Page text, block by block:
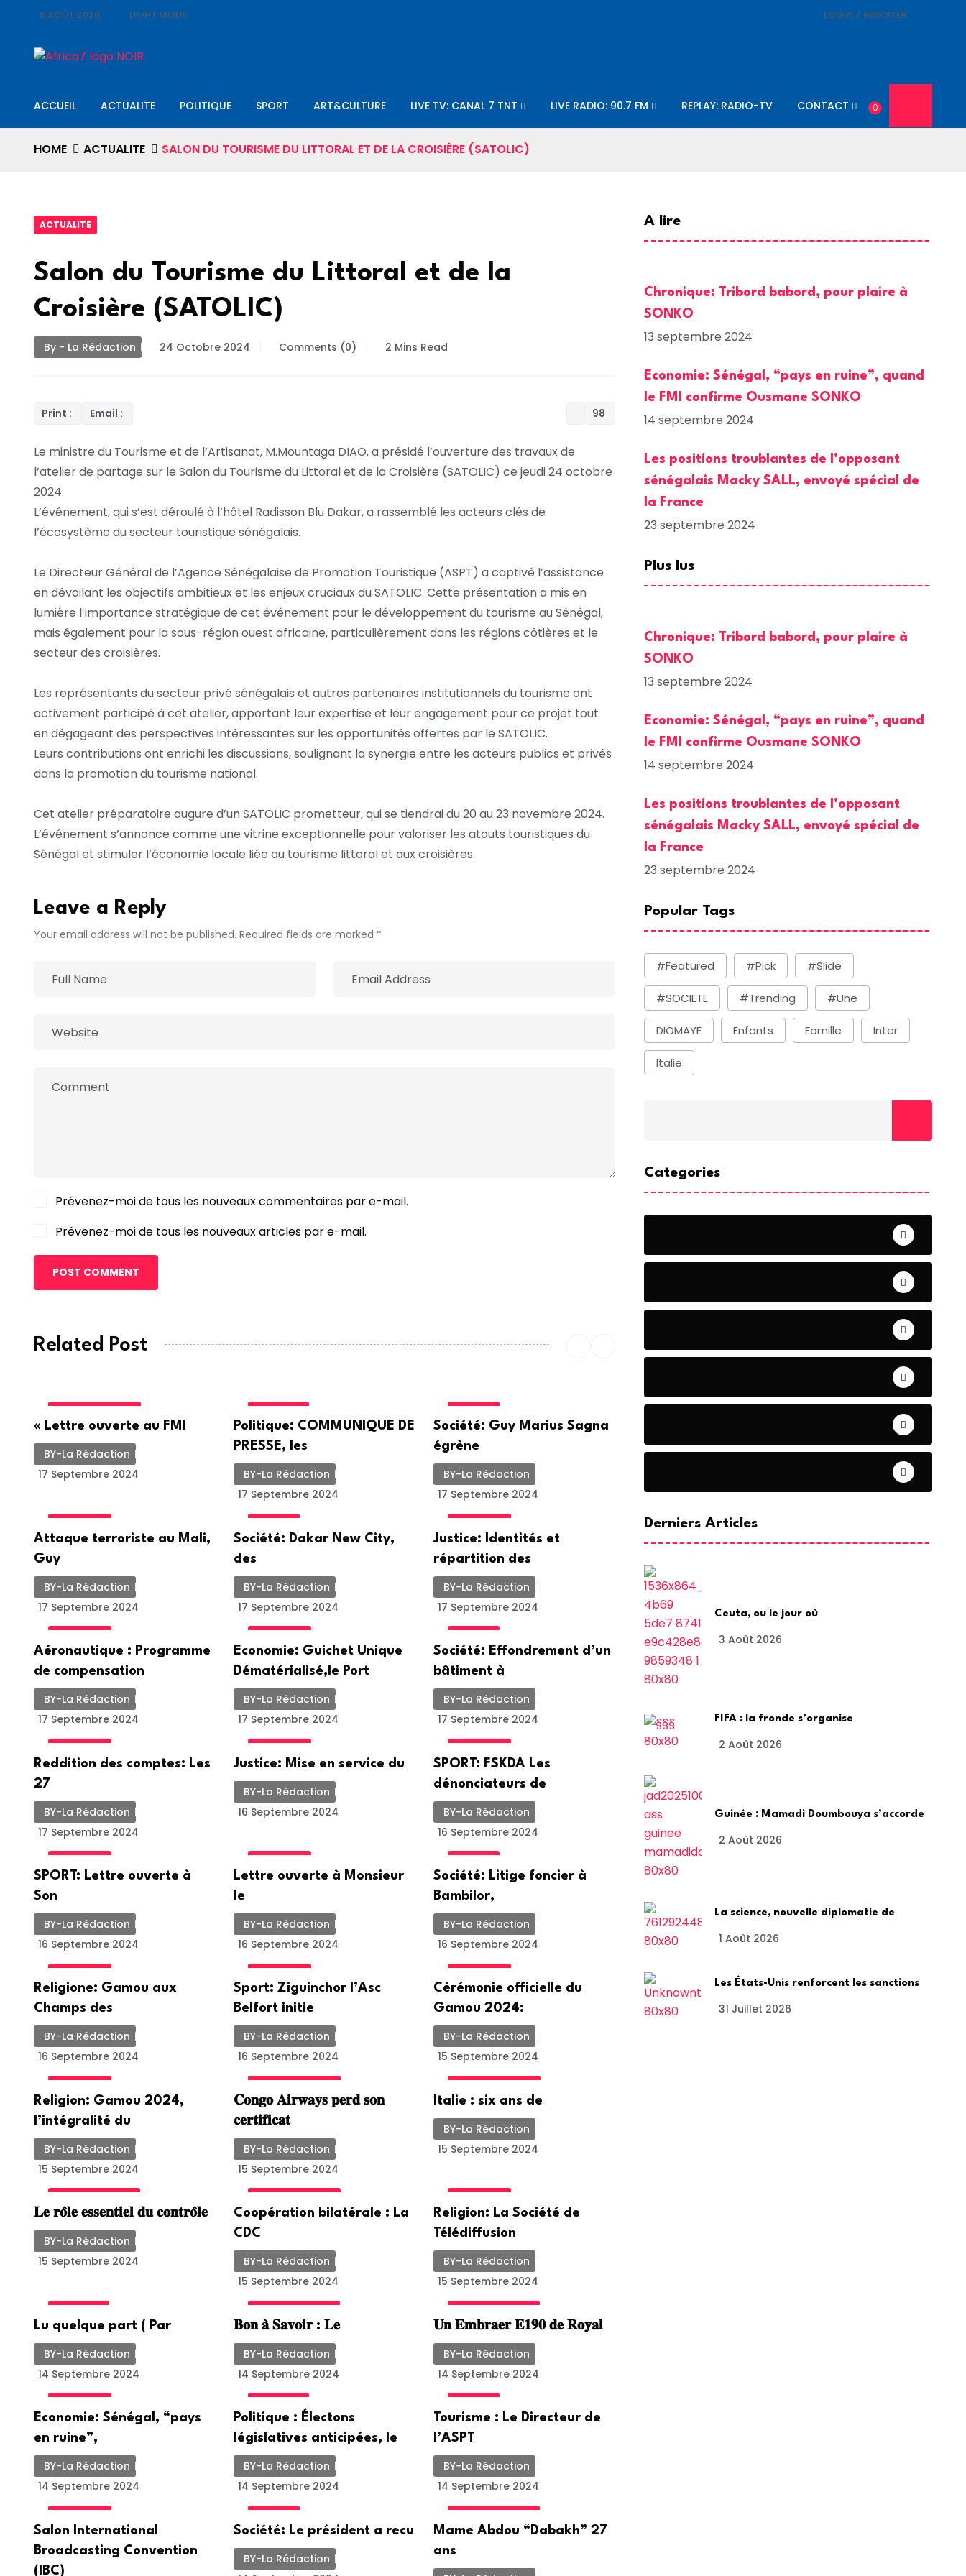
6 AOÛT 2026 LIGHT MODE LOGIN / REGISTER
ACCUEIL ACTUALITE POLITIQUE SPORT ART&CULTURE LIVE TV: CANAL 7 TNT LIVE RADIO: 90.7 FM REPLAY: RADIO-TV CONTACT 0
HOME ACTUALITE SALON DU TOURISME DU LITTORAL ET DE LA CROISIÈRE (SATOLIC)
ACTUALITE
Salon du Tourisme du Littoral et de la
Croisière (SATOLIC)
By - La Rédaction 24 Octobre 2024 Comments (0) 2 Mins Read
Print : Email : 98
Le ministre du Tourisme et de l’Artisanat, M.Mountaga DIAO, a présidé l’ouverture des travaux de
l’atelier de partage sur le Salon du Tourisme du Littoral et de la Croisière (SATOLIC) ce jeudi 24 octobre
2024.
L’événement, qui s’est déroulé à l’hôtel Radisson Blu Dakar, a rassemblé les acteurs clés de
l’écosystème du secteur touristique sénégalais.
Le Directeur Général de l’Agence Sénégalaise de Promotion Touristique (ASPT) a captivé l’assistance
en dévoilant les objectifs ambitieux et les enjeux cruciaux du SATOLIC. Cette présentation a mis en
lumière l’importance stratégique de cet événement pour le développement du tourisme au Sénégal,
mais également pour la sous-région ouest africaine, particulièrement dans les régions côtières et le
secteur des croisières.
Les représentants du secteur privé sénégalais et autres partenaires institutionnels du tourisme ont
activement participé à cet atelier, apportant leur expertise et leur engagement pour ce projet tout
en dégageant des perspectives intéressantes sur les opportunités offertes par le SATOLIC.
Leurs contributions ont enrichi les discussions, soulignant la synergie entre les acteurs publics et privés
dans la promotion du tourisme national.
Cet atelier préparatoire augure d’un SATOLIC prometteur, qui se tiendrai du 20 au 23 novembre 2024.
L’événement s’annonce comme une vitrine exceptionnelle pour valoriser les atouts touristiques du
Sénégal et stimuler l’économie locale liée au tourisme littoral et aux croisières.
Leave a Reply
Your email address will not be published. Required fields are marked *
Prévenez-moi de tous les nouveaux commentaires par e-mail.
Prévenez-moi de tous les nouveaux articles par e-mail.
POST COMMENT
Related Post
« Lettre ouverte au FMI
BY-La Rédaction
17 Septembre 2024
Politique: COMMUNIQUE DE
PRESSE, les
BY-La Rédaction
17 Septembre 2024
Société: Guy Marius Sagna
égrène
BY-La Rédaction
17 Septembre 2024
Attaque terroriste au Mali,
Guy
BY-La Rédaction
17 Septembre 2024
Société: Dakar New City,
des
BY-La Rédaction
17 Septembre 2024
Justice: Identités et
répartition des
BY-La Rédaction
17 Septembre 2024
Aéronautique : Programme
de compensation
BY-La Rédaction
17 Septembre 2024
Economie: Guichet Unique
Dématérialisé,le Port
BY-La Rédaction
17 Septembre 2024
Société: Effondrement d’un
bâtiment à
BY-La Rédaction
17 Septembre 2024
Reddition des comptes: Les
27
BY-La Rédaction
17 Septembre 2024
Justice: Mise en service du
BY-La Rédaction
16 Septembre 2024
SPORT: FSKDA Les
dénonciateurs de
BY-La Rédaction
16 Septembre 2024
SPORT: Lettre ouverte à
Son
BY-La Rédaction
16 Septembre 2024
Lettre ouverte à Monsieur
le
BY-La Rédaction
16 Septembre 2024
Société: Litige foncier à
Bambilor,
BY-La Rédaction
16 Septembre 2024
Religione: Gamou aux
Champs des
BY-La Rédaction
16 Septembre 2024
Sport: Ziguinchor l’Asc
Belfort initie
BY-La Rédaction
16 Septembre 2024
Cérémonie officielle du
Gamou 2024:
BY-La Rédaction
15 Septembre 2024
Religion: Gamou 2024,
l’intégralité du
BY-La Rédaction
15 Septembre 2024
𝐂𝐨𝐧𝐠𝐨 𝐀𝐢𝐫𝐰𝐚𝐲𝐬 𝐩𝐞𝐫𝐝 𝐬𝐨𝐧
𝐜𝐞𝐫𝐭𝐢𝐟𝐢𝐜𝐚𝐭
BY-La Rédaction
15 Septembre 2024
Italie : six ans de
BY-La Rédaction
15 Septembre 2024
𝐋𝐞 𝐫𝐨̂𝐥𝐞 𝐞𝐬𝐬𝐞𝐧𝐭𝐢𝐞𝐥 𝐝𝐮 𝐜𝐨𝐧𝐭𝐫𝐨̂𝐥𝐞
BY-La Rédaction
15 Septembre 2024
Coopération bilatérale : La
CDC
BY-La Rédaction
15 Septembre 2024
Religion: La Société de
Télédiffusion
BY-La Rédaction
15 Septembre 2024
Lu quelque part ( Par
BY-La Rédaction
14 Septembre 2024
𝐁𝐨𝐧 𝐚̀ 𝐒𝐚𝐯𝐨𝐢𝐫 : 𝐋𝐞
BY-La Rédaction
14 Septembre 2024
𝐔𝐧 𝐄𝐦𝐛𝐫𝐚𝐞𝐫 𝐄𝟏𝟗𝟎 𝐝𝐞 𝐑𝐨𝐲𝐚𝐥
BY-La Rédaction
14 Septembre 2024
Economie: Sénégal, “pays
en ruine”,
BY-La Rédaction
14 Septembre 2024
Politique : Électons
législatives anticipées, le
BY-La Rédaction
14 Septembre 2024
Tourisme : Le Directeur de
l’ASPT
BY-La Rédaction
14 Septembre 2024
Salon International
Broadcasting Convention
(IBC)
Société: Le président a recu
BY-La Rédaction
Mame Abdou “Dabakh” 27
ans
A lire
Chronique: Tribord babord, pour plaire à
SONKO
13 septembre 2024
Economie: Sénégal, “pays en ruine”, quand
le FMI confirme Ousmane SONKO
14 septembre 2024
Les positions troublantes de l’opposant
sénégalais Macky SALL, envoyé spécial de
la France
23 septembre 2024
Plus lus
Chronique: Tribord babord, pour plaire à
SONKO
13 septembre 2024
Economie: Sénégal, “pays en ruine”, quand
le FMI confirme Ousmane SONKO
14 septembre 2024
Les positions troublantes de l’opposant
sénégalais Macky SALL, envoyé spécial de
la France
23 septembre 2024
Popular Tags
#Featured #Pick #Slide
#SOCIETE #Trending #une
DIOMAYE Enfants Famille Inter
Italie
Categories
Derniers Articles
Ceuta, ou le jour où
3 Août 2026
FIFA : la fronde s’organise
2 Août 2026
Guinée : Mamadi Doumbouya s’accorde
2 Août 2026
La science, nouvelle diplomatie de
1 Août 2026
Les États-Unis renforcent les sanctions
31 Juillet 2026